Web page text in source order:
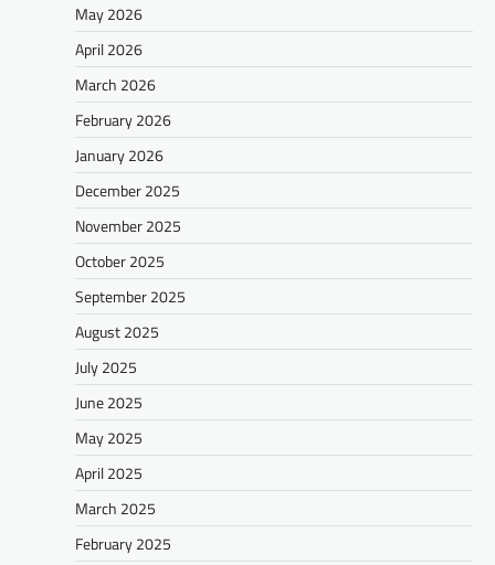
May 2026
April 2026
March 2026
February 2026
January 2026
December 2025
November 2025
October 2025
September 2025
August 2025
July 2025
June 2025
May 2025
April 2025
March 2025
February 2025